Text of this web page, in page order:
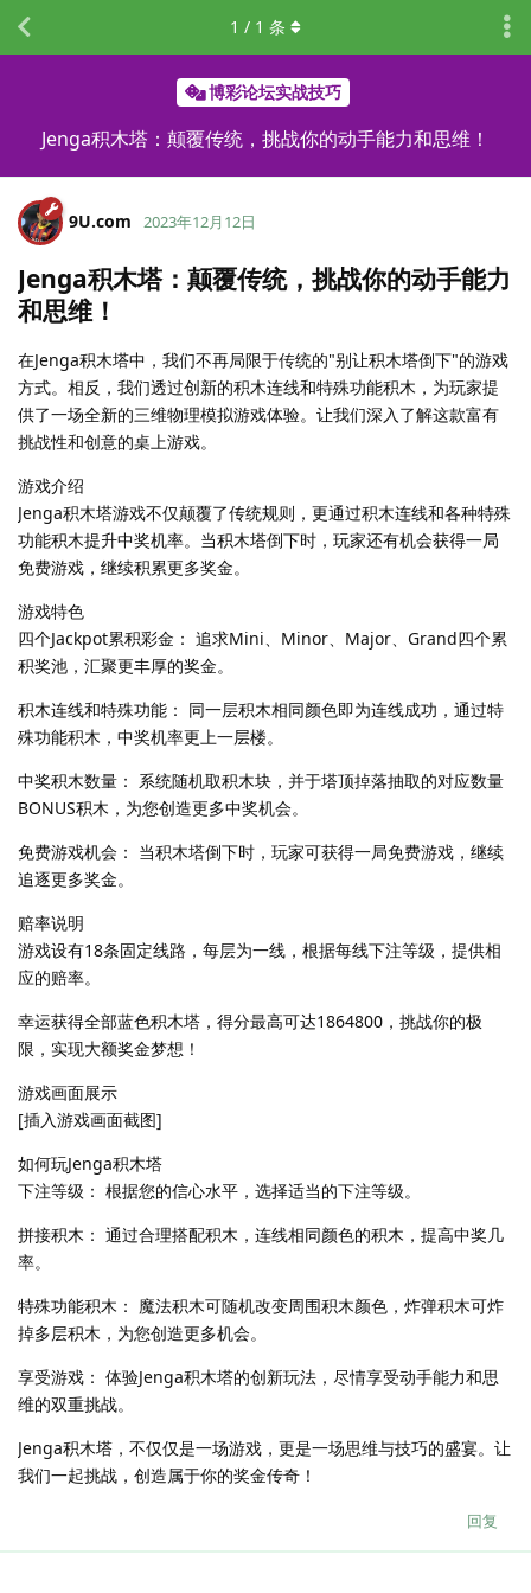
博彩论坛实战技巧
Jenga积木塔：颠覆传统，挑战你的动手能力和思维！
1 / 1 条
9U.​com 2023年12月12日
Jenga积木塔：颠覆传统，挑战你的动手能力
和思维！
在Jenga积木塔中，我们不再局限于传统的"别让积木塔倒下"的游戏
方式。相反，我们透过创新的积木连线和特殊功能积木，为玩家提
供了一场全新的三维物理模拟游戏体验。让我们深入了解这款富有
挑战性和创意的桌上游戏。
游戏介绍
Jenga积木塔游戏不仅颠覆了传统规则，更通过积木连线和各种特殊
功能积木提升中奖机率。当积木塔倒下时，玩家还有机会获得一局
免费游戏，继续积累更多奖金。
游戏特色
四个Jackpot累积彩金： 追求Mini、Minor、Major、Grand四个累
积奖池，汇聚更丰厚的奖金。
积木连线和特殊功能： 同一层积木相同颜色即为连线成功，通过特
殊功能积木，中奖机率更上一层楼。
中奖积木数量： 系统随机取积木块，并于塔顶掉落抽取的对应数量
BONUS积木，为您创造更多中奖机会。
免费游戏机会： 当积木塔倒下时，玩家可获得一局免费游戏，继续
追逐更多奖金。
赔率说明
游戏设有18条固定线路，每层为一线，根据每线下注等级，提供相
应的赔率。
幸运获得全部蓝色积木塔，得分最高可达1864800，挑战你的极
限，实现大额奖金梦想！
游戏画面展示
[插入游戏画面截图]
如何玩Jenga积木塔
下注等级： 根据您的信心水平，选择适当的下注等级。
拼接积木： 通过合理搭配积木，连线相同颜色的积木，提高中奖几
率。
特殊功能积木： 魔法积木可随机改变周围积木颜色，炸弹积木可炸
掉多层积木，为您创造更多机会。
享受游戏： 体验Jenga积木塔的创新玩法，尽情享受动手能力和思
维的双重挑战。
Jenga积木塔，不仅仅是一场游戏，更是一场思维与技巧的盛宴。让
我们一起挑战，创造属于你的奖金传奇！
回复